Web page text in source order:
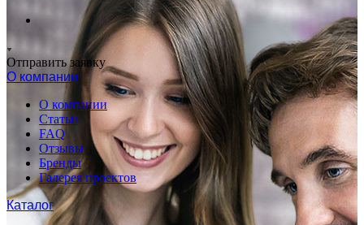
Отправить заявку
О компании
О компании
Статьи
FAQ
Отзывы
Бренды
Галерея проектов
Каталог